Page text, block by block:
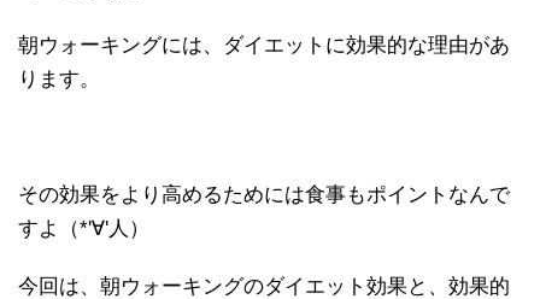
朝ウォーキングには、ダイエットに効果的な理由があ
ります。
その効果をより高めるためには食事もポイントなんで
すよ（*'∀'人）
今回は、朝ウォーキングのダイエット効果と、効果的